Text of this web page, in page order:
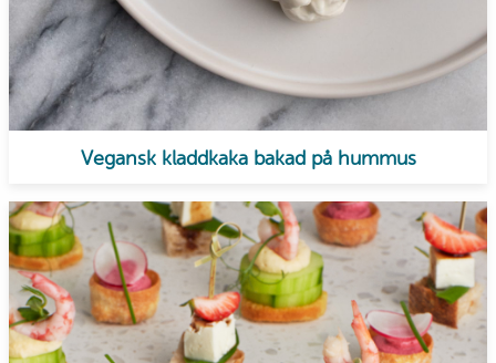
Vegansk kladdkaka bakad på hummus